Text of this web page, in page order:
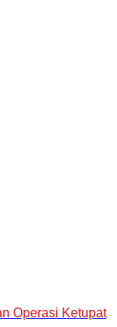
Operasi Ketupat